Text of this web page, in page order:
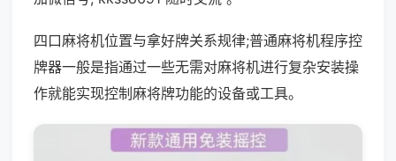
四口麻将机位置与拿好牌关系规律;普通麻将机程序控
牌器一般是指通过一些无需对麻将机进行复杂安装操
作就能实现控制麻将牌功能的设备或工具。